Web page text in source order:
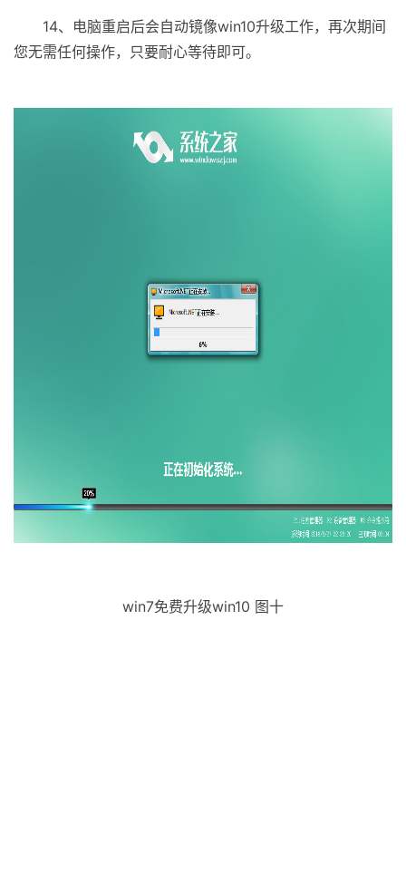
14、电脑重启后会自动镜像win10升级工作，再次期间
您无需任何操作，只要耐心等待即可。
win7免费升级win10 图十